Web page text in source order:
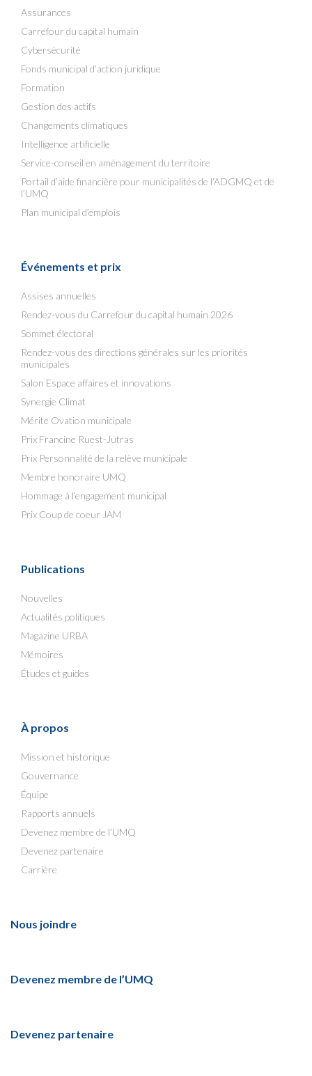
Assurances
Carrefour du capital humain
Cybersécurité
Fonds municipal d’action juridique
Formation
Gestion des actifs
Changements climatiques
Intelligence artificielle
Service-conseil en aménagement du territoire
Portail d’aide financière pour municipalités de l’ADGMQ et de
l’UMQ
Plan municipal d’emplois
Événements et prix
Assises annuelles
Rendez-vous du Carrefour du capital humain 2026
Sommet électoral
Rendez-vous des directions générales sur les priorités
municipales
Salon Espace affaires et innovations
Synergie Climat
Mérite Ovation municipale
Prix Francine Ruest-Jutras
Prix Personnalité de la relève municipale
Membre honoraire UMQ
Hommage à l’engagement municipal
Prix Coup de coeur JAM
Publications
Nouvelles
Actualités politiques
Magazine URBA
Mémoires
Études et guides
À propos
Mission et historique
Gouvernance
Équipe
Rapports annuels
Devenez membre de l’UMQ
Devenez partenaire
Carrière
Nous joindre
Devenez membre de l’UMQ
Devenez partenaire